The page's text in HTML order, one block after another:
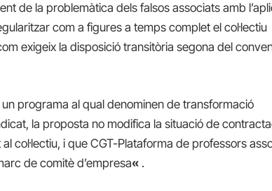
de la problemàtica dels falsos associats amb
com a figures a temps complet el col·lectiu
exigeix la disposició transitòria segona del
programa al qual denominen de transformació
la proposta no modifica la situació de
col·lectiu, i que CGT-Plataforma de professors
de comitè d’empresa« .